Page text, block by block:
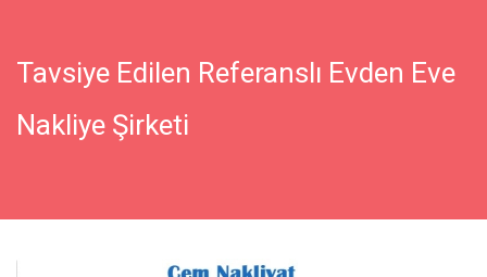
Tavsiye Edilen Referanslı Evden Eve
Nakliye Şirketi